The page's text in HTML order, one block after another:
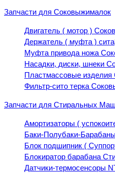
Запчасти для Соковыжималок
Двигатель ( мотор )
Держатель ( муфта ) сита
Муфта привода ножа
Насадки, диски, шнеки
Пластмассовые
Фильтр-сито терка
Запчасти для Стиральных
Амортизаторы (
Баки-Полубаки-
Блок подшипник (
Блокиратор барабана
Датчики-термосенсоры